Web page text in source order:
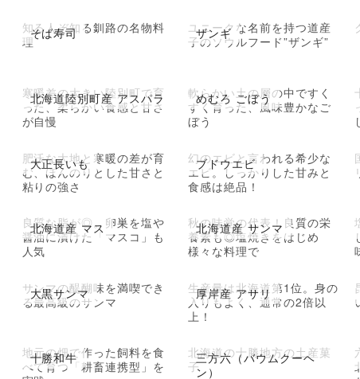
そば寿司
知る人ぞ知る釧路の名物料
理
ザンギ
ユニークな名前を持つ道産
子のソウルフード”ザンギ”
北海道陸別町産 アスパラ
寒暖差の大きい陸別町で育
った、柔らかい食感と甘さ
が自慢
めむろ ごぼう
軟らかい土の層の中ですく
すく育った、風味豊かなご
ぼう
大正長いも
肥沃な大地と寒暖の差が育
む、ほんのりとした甘さと
粘りの強さ
ブドウエビ
幻のエビと言われる希少な
エビ。しっかりした甘みと
食感は絶品！
北海道産 マス
良質な脂が◎。卵巣を塩や
醤油に漬けた「マスコ」も
人気
北海道産 サンマ
秋の味覚の代表！良質の栄
養素も◎塩焼きをはじめ
様々な料理で
大黒サンマ
サンマの醍醐味を満喫でき
る最高級のサンマ
厚岸産 アサリ
生産量は北海道第1位。身の
入りもよく、通常の2倍以
上！
十勝和牛
地元の畑で作った飼料を食
べて育つ「耕畜連携型」を
三方六（バウムクーヘ
ン）
北海道の十勝地方の土産菓
子